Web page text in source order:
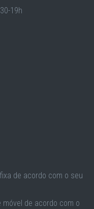
19h
de acordo com o seu
de acordo com o